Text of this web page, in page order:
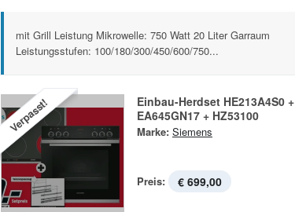
mit Grill Leistung Mikrowelle: 750 Watt 20 Liter Garraum
Leistungsstufen: 100/180/300/450/600/750...
Verpasst!
Einbau-Herdset HE213A4S0 +
EA645GN17 + HZ53100
Marke: Siemens
Preis: € 699,00